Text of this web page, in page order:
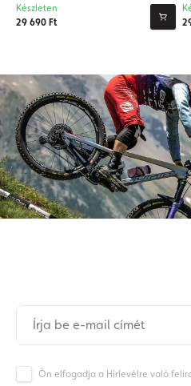
29 690 Ft
Készleten
Ön elfogadja a Hírlevélre való